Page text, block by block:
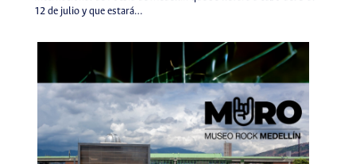
12 de julio y que estará…